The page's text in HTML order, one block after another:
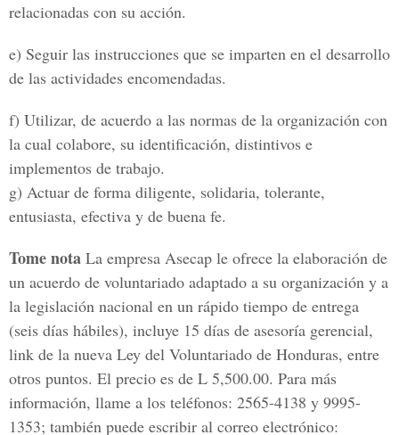
relacionadas con su acción.
e) Seguir las instrucciones que se imparten en el desarrollo
de las actividades encomendadas.
f) Utilizar, de acuerdo a las normas de la organización con
la cual colabore, su identificación, distintivos e
implementos de trabajo.
g) Actuar de forma diligente, solidaria, tolerante,
entusiasta, efectiva y de buena fe.
Tome nota La empresa Asecap le ofrece la elaboración de
un acuerdo de voluntariado adaptado a su organización y a
la legislación nacional en un rápido tiempo de entrega
(seis días hábiles), incluye 15 días de asesoría gerencial,
link de la nueva Ley del Voluntariado de Honduras, entre
otros puntos. El precio es de L 5,500.00. Para más
información, llame a los teléfonos: 2565-4138 y 9995-
1353; también puede escribir al correo electrónico: